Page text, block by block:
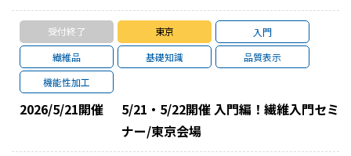
受付終了 東京
入門
繊維品
基礎知識
品質表示
機能性加工
2026/5/21開催
5/21・5/22開催 入門編！繊維入門セミ
ナー/東京会場